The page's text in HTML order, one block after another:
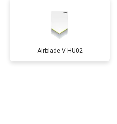
Airblade V HU02